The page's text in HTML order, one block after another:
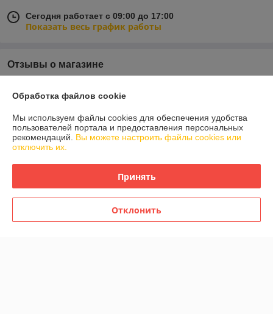
Сегодня работает с 09:00 до 17:00
Показать весь график работы
Отзывы о магазине
О нас
Контакты
Обработка файлов cookie
Мы используем файлы cookies для обеспечения удобства
пользователей портала и предоставления персональных
рекомендаций. Вы можете настроить файлы cookies или
отключить их.
Принять
Отклонить